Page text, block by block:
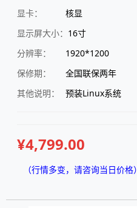
显卡：
核显
显示屏大小： 16寸
分辨率：
1920*1200
保修期：
全国联保两年
其他说明：
预装Linux系统
¥4,799.00
（行情多变，请咨询当日价格）